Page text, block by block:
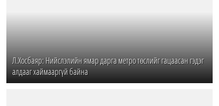
Л.Хосбаяр: Нийслэлийн ямар дарга метро төслийг гацаасан гэдэг
алдааг хаймааргүй байна